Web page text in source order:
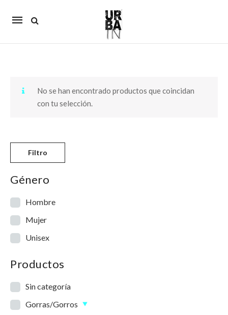
Mobile
No se han encontrado productos que coincidan
con tu selección.
Filtro
Género
Hombre
Mujer
Unisex
Productos
Sin categoría
Gorras/Gorros